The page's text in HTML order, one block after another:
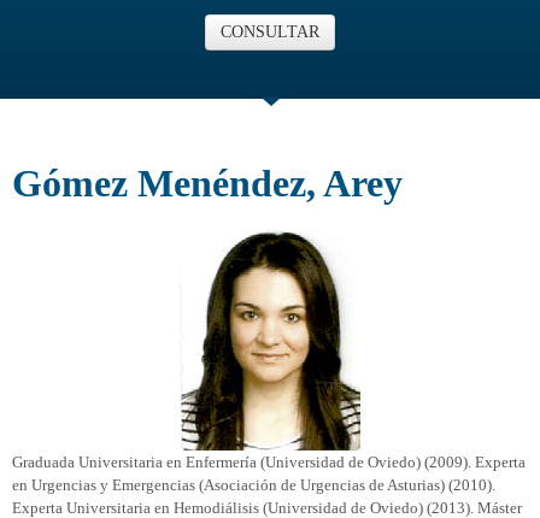
CONSULTAR
Gómez Menéndez, Arey
Graduada Universitaria en Enfermería (Universidad de Oviedo) (2009). Experta
en Urgencias y Emergencias (Asociación de Urgencias de Asturias) (2010).
Experta Universitaria en Hemodiálisis (Universidad de Oviedo) (2013). Máster